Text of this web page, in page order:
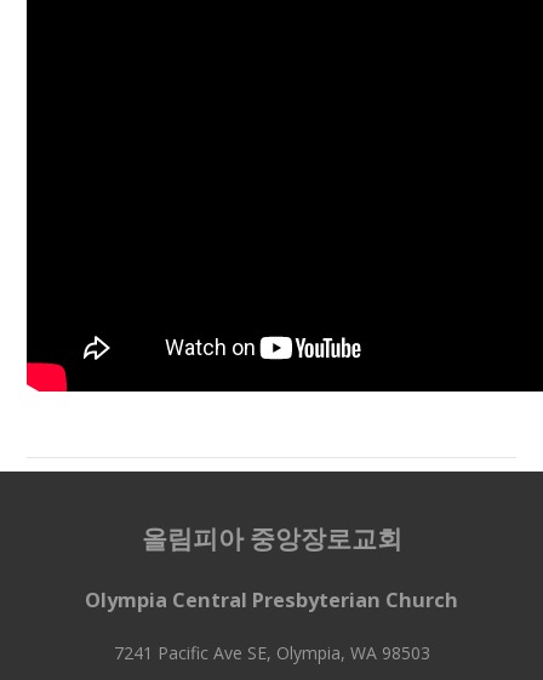
올림피아 중앙장로교회
Olympia Central Presbyterian Church
7241 Pacific Ave SE, Olympia, WA 98503